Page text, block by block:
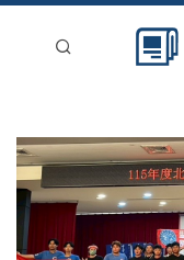
新聞稿分類
登入